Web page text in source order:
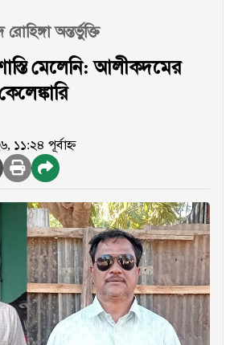
অন্তর্ভুক্তি
মেলেনি: আলীকদমের
১১:২৪ পূর্বাহ্ন